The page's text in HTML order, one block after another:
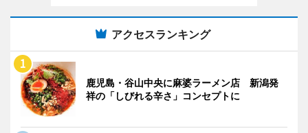
アクセスランキング
鹿児島・谷山中央に麻婆ラーメン店 新潟発
祥の「しびれる辛さ」コンセプトに